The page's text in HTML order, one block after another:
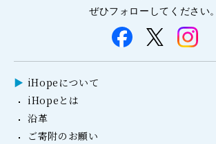
ぜひフォローしてください。
iHopeについて
iHopeとは
沿革
ご寄附のお願い